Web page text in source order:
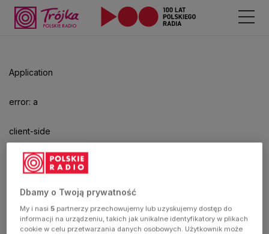
Application
error: a
client-side
exception
has
occurred
Dbamy o Twoją prywatność
My i nasi5 partnerzy przechowujemy lub uzyskujemy dostęp do
informacji na urządzeniu, takich jak unikalne identyfikatory w plikach
cookie w celu przetwarzania danych osobowych. Użytkownik może